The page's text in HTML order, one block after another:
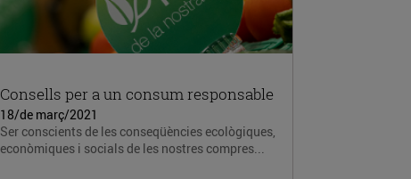
Consells per a un consum responsable
18/de març/2021
Ser conscients de les conseqüències ecològiques,
econòmiques i socials de les nostres compres...